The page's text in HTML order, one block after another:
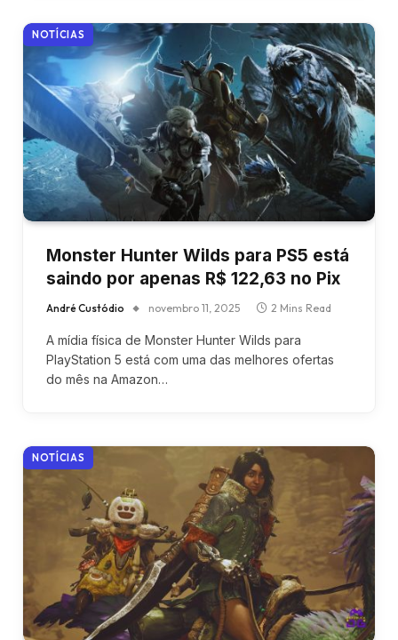
NOTÍCIAS
Monster Hunter Wilds para PS5 está
saindo por apenas R$ 122,63 no Pix
André Custódio novembro 11, 2025 2 Mins Read
A mídia física de Monster Hunter Wilds para
PlayStation 5 está com uma das melhores ofertas
do mês na Amazon…
NOTÍCIAS